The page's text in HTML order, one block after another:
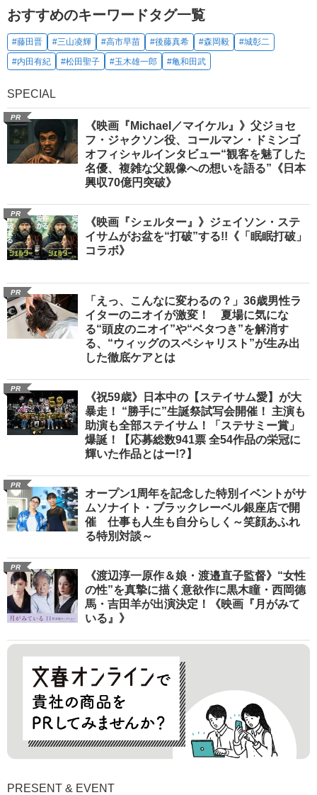
おすすめのキーワードタグ一覧
#藤田晋 #三山凌輝 #高市早苗 #後藤真希 #森岡毅
#城彰二
#内田有紀
#松田聖子 #玉木雄一郎 #亀和田武
SPECIAL
PR
《映画『Michael／マイケル』》父ジョセ
フ・ジャクソン役、コールマン・ドミンゴ
オフィシャルインタビュー“観客を魅了した
名優、複雑な父親像への想いを語る”《日本
興収70億円突破》
PR
《映画『シェルター』》ジェイソン・ステ
イサムがお盆を“打破”する!!《「眠眠打破」
コラボ》
PR
「えっ、こんなに変わるの？」36歳男性ラ
イターのニオイが激変！ 夏場に気にな
る“頭皮のニオイ”や“ベタつき”を解消す
る、“ウィッグのスペシャリスト”が生み出
した徹底ケアとは
PR
《祝59歳》日本中の【ステイサム愛】が大
暴走！ “勝手に”生誕祭試写会開催！ 主演も
助演も全部ステイサム！「ステサミー賞」
爆誕！【応募総数941票 全54作品の栄冠に
輝いた作品とはー!?】
PR
オープン1周年を記念した特別イベントがサ
ムソナイト・ブラックレーベル銀座店で開
催 仕事も人生も自分らしく～笑顔あふれ
る特別対談～
PR
《渡辺淳一原作＆娘・渡邉直子監督》“女性
の性”を真摯に描く意欲作に黒木瞳・西岡德
馬・吉田羊が出演決定！《映画『月がみて
いる』》
PRESENT & EVENT